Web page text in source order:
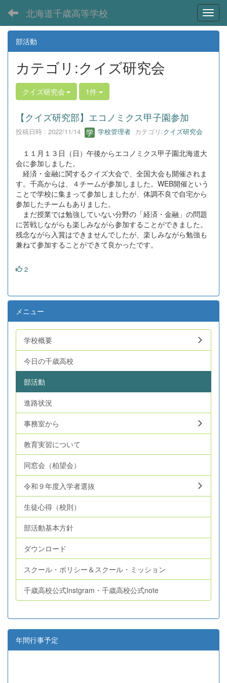
北海道千歳高等学校
部活動
カテゴリ:クイズ研究会
クイズ研究会 1件
【クイズ研究部】エコノミクス甲子園参加
投稿日時 : 2022/11/14 学校管理者 カテゴリ:クイズ研究会
１１月１３日（日）午後からエコノミクス甲子園北海道大
会に参加しました。
経済・金融に関するクイズ大会で、全国大会も開催されま
す。千高からは、４チームが参加しました。WEB開催という
ことで学校に集まって参加しましたが、体調不良で自宅から
参加したチームもありました。
まだ授業では勉強していない分野の「経済・金融」の問題
に苦戦しながらも楽しみながら参加することができました。
残念ながら入賞はできませんでしたが、楽しみながら勉強も
兼ねて参加することができて良かったです。
2
メニュー
学校概要
今日の千歳高校
部活動
進路状況
事務室から
教育実習について
同窓会（柏望会）
令和９年度入学者選抜
生徒心得（校則）
部活動基本方針
ダウンロード
スクール・ポリシー＆スクール・ミッション
千歳高校公式Instgram・千歳高校公式note
年間行事予定